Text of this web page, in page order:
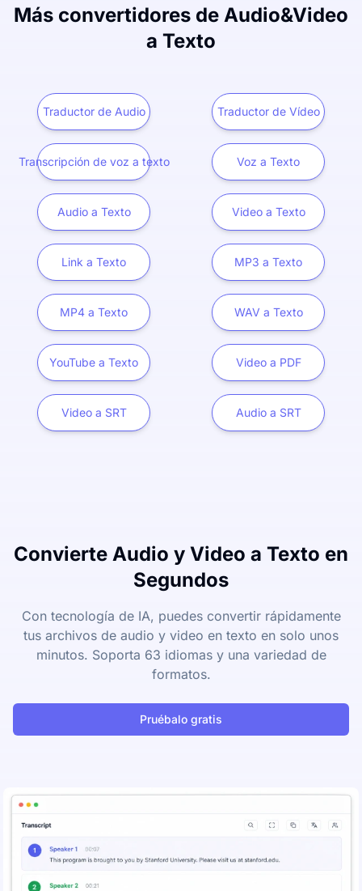
Más convertidores de Audio&Video
a Texto
Traductor de Audio Traductor de Vídeo
Transcripción de voz a texto Voz a Texto
Audio a Texto Video a Texto
Link a Texto MP3 a Texto
MP4 a Texto WAV a Texto
YouTube a Texto Video a PDF
Video a SRT Audio a SRT
Convierte Audio y Video a Texto en
Segundos
Con tecnología de IA, puedes convertir rápidamente
tus archivos de audio y video en texto en solo unos
minutos. Soporta 63 idiomas y una variedad de
formatos.
Pruébalo gratis